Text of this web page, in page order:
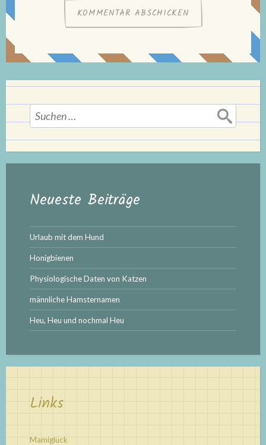
Suchen
nach:
Neueste Beiträge
Urlaub mit dem Hund
Honigbienen
Physiologische Daten von Katzen
männliche Hamsternamen
Heu, Heu und nochmal Heu
Links
Mamiglück